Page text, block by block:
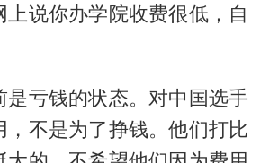
上说你办学院收费很低，自
是亏钱的状态。对中国选手
，不是为了挣钱。他们打比